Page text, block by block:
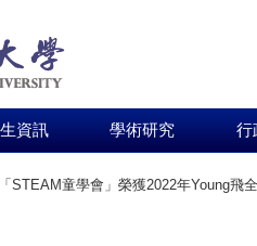
資訊 學術研究 行
STEAM童學會」榮獲2022年Young飛